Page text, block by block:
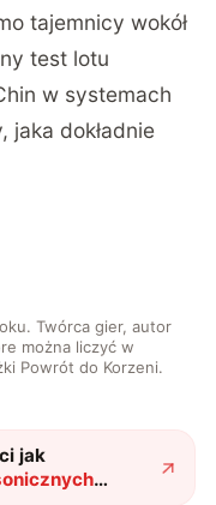
tajemnicy wokół
test lotu
w systemach
jaka dokładnie
Twórca gier, autor
można liczyć w
Powrót do Korzeni.
jak